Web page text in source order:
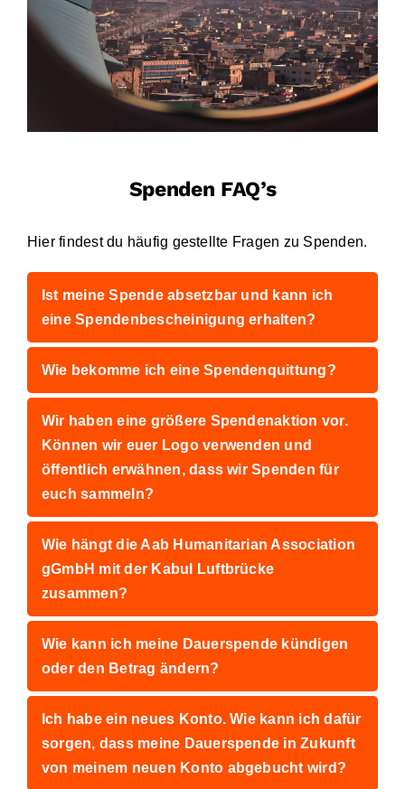
Spenden
Spenden FAQ’s
Hier findest du häufig gestellte Fragen zu Spenden.
Ist meine Spende absetzbar und kann ich
eine Spendenbescheinigung erhalten?
Wie bekomme ich eine Spendenquittung?
Wir haben eine größere Spendenaktion vor.
Können wir euer Logo verwenden und
öffentlich erwähnen, dass wir Spenden für
euch sammeln?
Wie hängt die Aab Humanitarian Association
gGmbH mit der Kabul Luftbrücke
zusammen?
Wie kann ich meine Dauerspende kündigen
oder den Betrag ändern?
Ich habe ein neues Konto. Wie kann ich dafür
sorgen, dass meine Dauerspende in Zukunft
von meinem neuen Konto abgebucht wird?